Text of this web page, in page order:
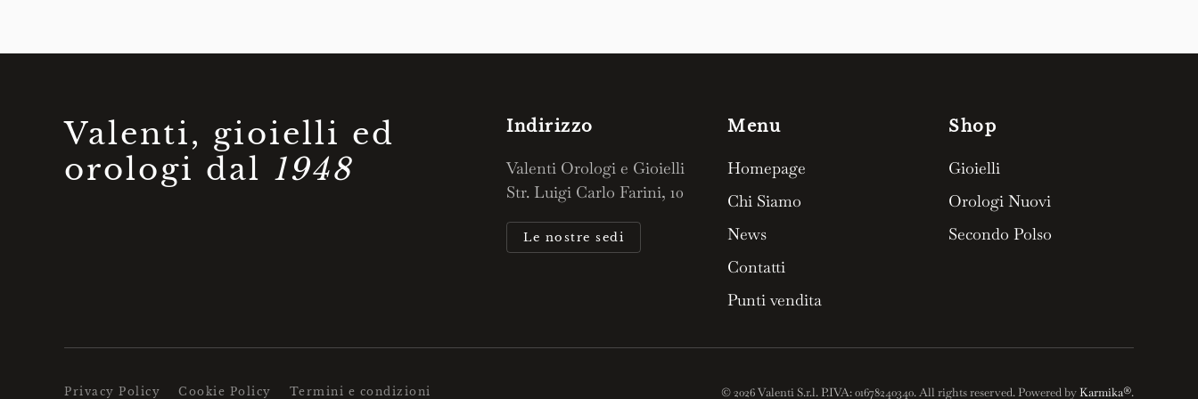
Valenti, gioielli ed
orologi dal 1948
Indirizzo
Valenti Orologi e Gioielli
Str. Luigi Carlo Farini, 10
Le nostre sedi
Menu
Homepage
Chi Siamo
News
Contatti
Punti vendita
Shop
Gioielli
Orologi Nuovi
Secondo Polso
Privacy Policy Cookie Policy Termini e condizioni ©2026Valenti S.r.l. P.IVA: 01678240340. All rights reserved. Powered byKarmika®.